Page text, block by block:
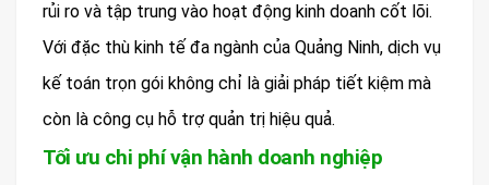
rủi ro và tập trung vào hoạt động kinh doanh cốt lõi.
Với đặc thù kinh tế đa ngành của Quảng Ninh, dịch vụ
kế toán trọn gói không chỉ là giải pháp tiết kiệm mà
còn là công cụ hỗ trợ quản trị hiệu quả.
Tối ưu chi phí vận hành doanh nghiệp